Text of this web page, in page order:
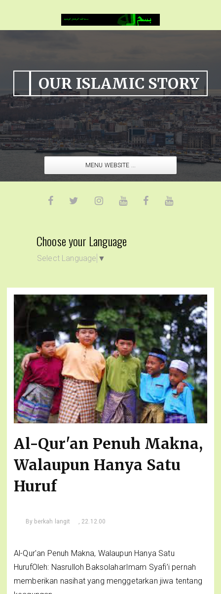
OUR ISLAMIC STORY
MENU WEBSITE ...
Choose your Language
Select Language ▼
Al-Qur'an Penuh Makna,
Walaupun Hanya Satu
Huruf
By berkah langit , 22.12.00
Al-Qur'an Penuh Makna, Walaupun Hanya Satu
HurufOleh: Nasrulloh BaksolaharImam Syafi’i pernah
memberikan nasihat yang menggetarkan jiwa tentang